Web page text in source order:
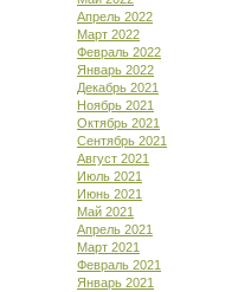
Апрель 2022
Март 2022
Февраль 2022
Январь 2022
Декабрь 2021
Ноябрь 2021
Октябрь 2021
Сентябрь 2021
Август 2021
Июль 2021
Июнь 2021
Май 2021
Апрель 2021
Март 2021
Февраль 2021
Январь 2021